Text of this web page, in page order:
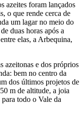
azeites foram lançados
o que rende cerca de
um lagar no meio do
duas horas após a
elas, a Arbequina,
azeitonas e dos próprios
bem no centro da
dos últimos projetos de
m de altitude, a joia
todo o Vale da